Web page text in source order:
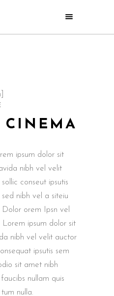
ipsum dolor sit
nibh vel velit
conseut ipsutis
nibh vel a siteiu
orem Ipsn vel
ipsum dolor sit
nibh vel velit auctor
ipsutis sem
sit amet nibh
nullam quis
nulla.